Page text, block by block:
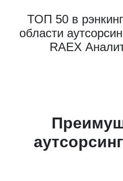
ТОП 50 в
области
RAEX